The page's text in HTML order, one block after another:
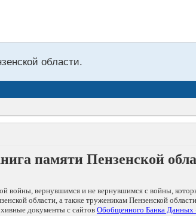
области.
памяти Пензенской
войны, вернувшимся и не вернувшимся с войны,
области, а также труженикам Пензенской
документы с сайтов Обобщенного Банка